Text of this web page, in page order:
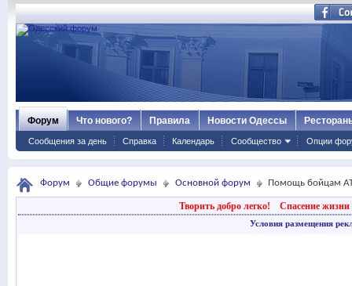
Форум
Сообщения за день Справка Календарь Сообщество Опции
Что нового? Правила Новости Одессы
Форум Общие форумы Основной форум Помощь бойцам
Творить добро легко! Спасение жизни
Условия размещения